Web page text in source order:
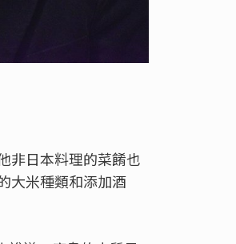
非日本料理的菜餚也
大米種類和添加酒